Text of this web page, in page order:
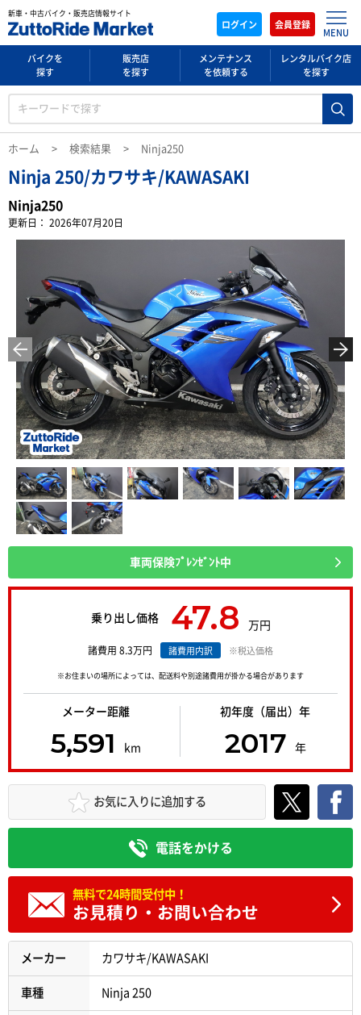
新車・中古バイク・販売店情報サイト
ログイン
会員登録
MENU
バイクを
探す
販売店
を探す
メンテナンス
を依頼する
レンタルバイク店
を探す
ホーム 検索結果 Ninja250
Ninja 250/カワサキ/KAWASAKI
Ninja250
更新日： 2026年07月20日
車両保険ﾌﾟﾚﾝｾﾞﾝﾄ中
乗り出し価格 47.8 万円
諸費用 8.3万円 諸費用内訳 ※税込価格
※お住まいの場所によっては、配送料や別途諸費用が掛かる場合があります
メーター距離
5,591 km
初年度（届出）年
2017 年
お気に入りに追加する
電話をかける
無料で24時間受付中！
お見積り・お問い合わせ
メーカー カワサキ/KAWASAKI
車種 Ninja 250